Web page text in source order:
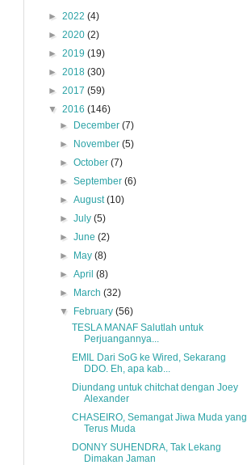
► 2022 (4)
► 2020 (2)
► 2019 (19)
► 2018 (30)
► 2017 (59)
▼ 2016 (146)
►
December(7)
►
November(5)
►October(7)
►September(6)
►August(10)
►July(5)
►June(2)
►
May(8)
►April(8)
►
March(32)
▼
February(56)
TESLA MANAF Salutlah untuk
Perjuangannya...
EMIL Dari SoG ke Wired, Sekarang
DDO. Eh, apa kab...
Diundang untuk chitchat dengan Joey
Alexander
CHASEIRO, Semangat Jiwa Muda yang
Terus Muda
DONNY SUHENDRA, Tak Lekang
Dimakan Jaman